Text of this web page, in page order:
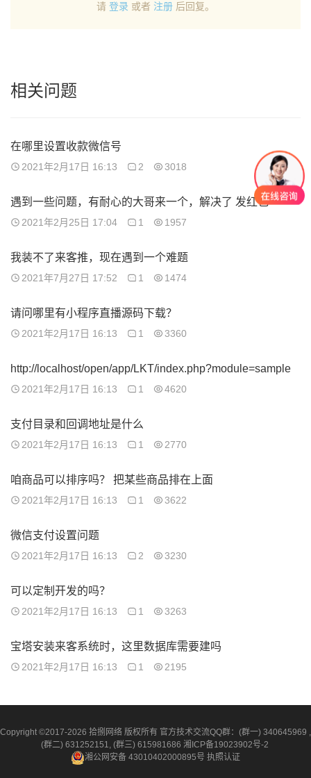
请 登录 或者 注册 后回复。
相关问题
在哪里设置收款微信号
2021年2月17日 16:13 2 3018
遇到一些问题，有耐心的大哥来一个，解决了 发红包
2021年2月25日 17:04 1 1957
我装不了来客推，现在遇到一个难题
2021年7月27日 17:52 1 1474
请问哪里有小程序直播源码下载？
2021年2月17日 16:13 1 3360
http://localhost/open/app/LKT/index.php?module=sample
2021年2月17日 16:13 1 4620
支付目录和回调地址是什么
2021年2月17日 16:13 1 2770
咱商品可以排序吗？ 把某些商品排在上面
2021年2月17日 16:13 1 3622
微信支付设置问题
2021年2月17日 16:13 2 3230
可以定制开发的吗？
2021年2月17日 16:13 1 3263
宝塔安装来客系统时，这里数据库需要建吗
2021年2月17日 16:13 1 2195
Copyright ©2017-2026 拾捌网络 版权所有 官方技术交流QQ群：(群一) 340645969 ,
(群二) 631252151, (群三) 615981686 湘ICP备19023902号-2
湘公网安备 43010402000895号 执照认证